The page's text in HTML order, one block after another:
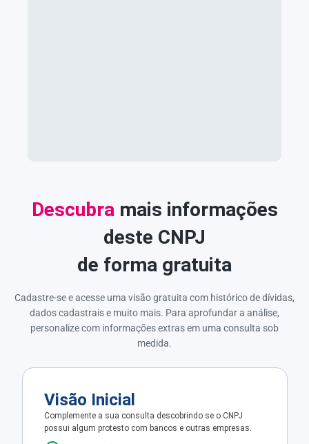
Descubramais informações
deste CNPJ
de forma gratuita
Cadastre-se e acesse uma visão gratuita com histórico de dívidas,
dados cadastrais e muito mais. Para aprofundar a análise,
personalize com informações extras em uma consulta sob
medida.
Visão Inicial
Complemente a sua consulta descobrindo se o CNPJ
possui algum protesto com bancos e outras empresas.